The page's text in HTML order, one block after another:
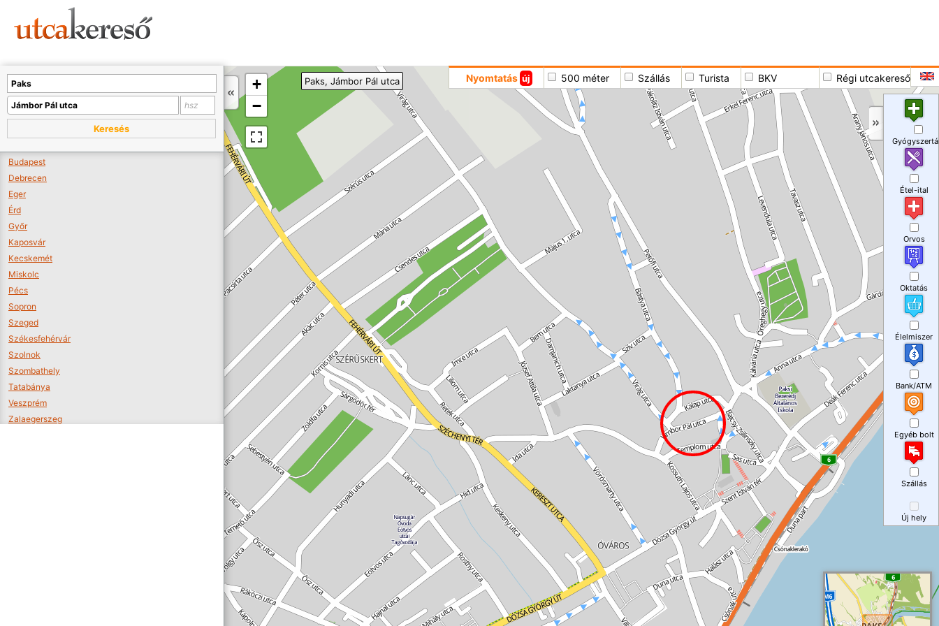
+
−
Nyomtatás új 500 méter Szállás Turista BKV Régi utcakereső
Paks, Jámbor Pál utca
Keresés
Budapest
Debrecen
Eger
Érd
Győr
Kaposvár
Kecskemét
Miskolc
Pécs
Sopron
Szeged
Székesfehérvár
Szolnok
Szombathely
Tatabánya
Veszprém
Zalaegerszeg
Étel-ital
Orvos
Oktatás
Élelmiszer
Bank/ATM
Egyéb bolt
Szállás
Új hely
A térképet kicsinyíteni kell, hogy látszódjanak a boltok.
Boltok látszódjanak >>